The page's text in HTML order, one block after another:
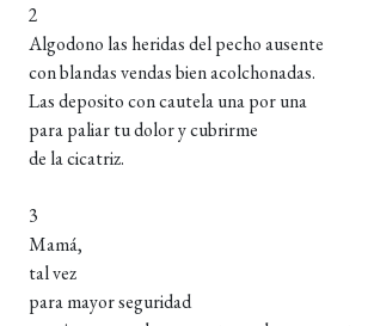
2
Algodono las heridas del pecho ausente
con blandas vendas bien acolchonadas.
Las deposito con cautela una por una
para paliar tu dolor y cubrirme
de la cicatriz.
3
Mamá,
tal vez
para mayor seguridad